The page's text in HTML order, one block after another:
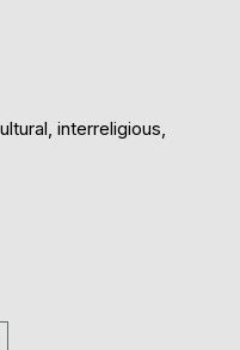
interreligious,